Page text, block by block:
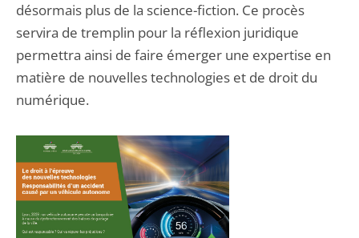
désormais plus de la science-fiction. Ce procès
servira de tremplin pour la réflexion juridique
permettra ainsi de faire émerger une expertise en
matière de nouvelles technologies et de droit du
numérique.